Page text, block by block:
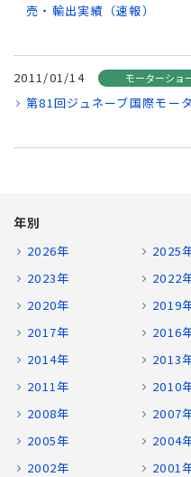
売・輸出実績（速報）
2011/01/14 モーターショ
第81回ジュネーブ国際モー
年別
2026年 2025
2023年
2022
2020年
2019
2017年
2016
2014年
2013
2011年
2010
2008年
2007
2005年
2004
2002年
2001